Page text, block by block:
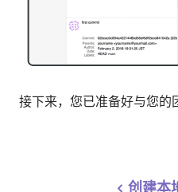
接下来，您已准备好与您的
创建本